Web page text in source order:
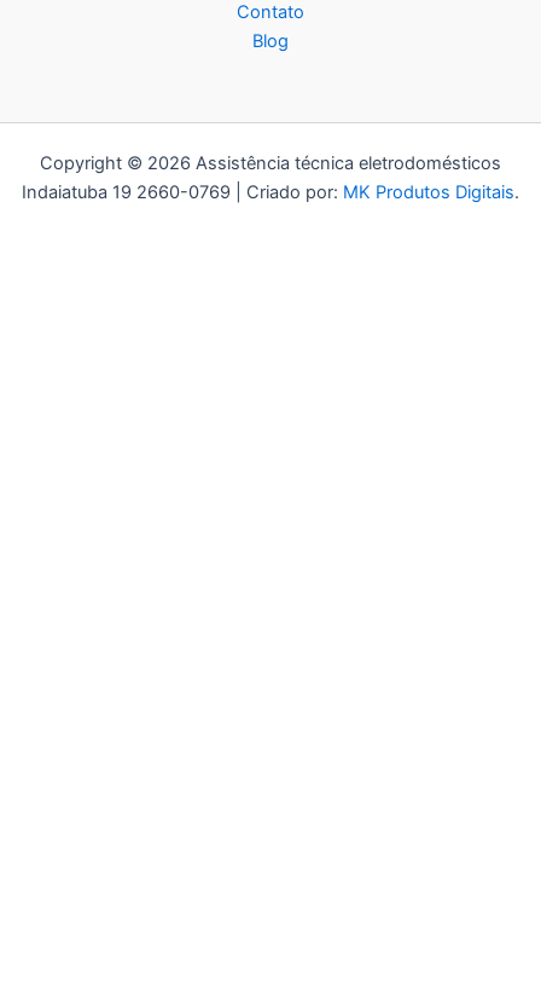
Contato
Blog
Copyright © 2026 Assistência técnica eletrodomésticos
Indaiatuba 19 2660-0769 | Criado por: MK Produtos Digitais.